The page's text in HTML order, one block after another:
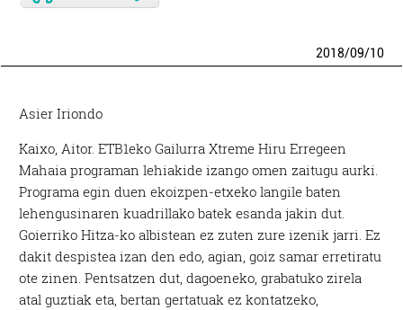
2018/09/10
Asier Iriondo
Kaixo, Aitor. ETB1eko Gailurra Xtreme Hiru Erregeen
Mahaia programan lehiakide izango omen zaitugu aurki.
Programa egin duen ekoizpen-etxeko langile baten
lehengusinaren kuadrillako batek esanda jakin dut.
Goierriko Hitza-ko albistean ez zuten zure izenik jarri. Ez
dakit despistea izan den edo, agian, goiz samar erretiratu
ote zinen. Pentsatzen dut, dagoeneko, grabatuko zirela
atal guztiak eta, bertan gertatuak ez kontatzeko,